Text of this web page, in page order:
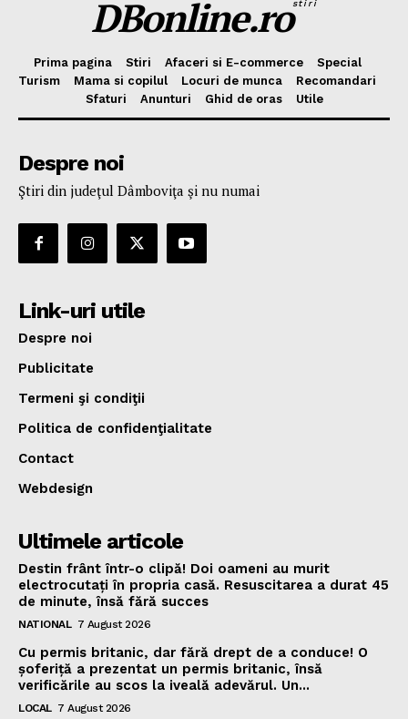
DBonline.rostiri
Prima pagina Stiri Afaceri si E-commerce
Special
Turism
Mama si copilul Locuri de munca
Recomandari
Sfaturi
Anunturi Ghid de oras Utile
Despre noi
Ştiri din judeţul Dâmboviţa şi nu numai
Link-uri utile
Despre noi
Publicitate
Termeni şi condiţii
Politica de confidenţialitate
Contact
Webdesign
Ultimele articole
Destin frânt într-o clipă! Doi oameni au murit
electrocutați în propria casă. Resuscitarea a durat 45
de minute, însă fără succes
NATIONAL 7 August 2026
Cu permis britanic, dar fără drept de a conduce! O
șoferiță a prezentat un permis britanic, însă
verificările au scos la iveală adevărul. Un...
LOCAL 7 August 2026